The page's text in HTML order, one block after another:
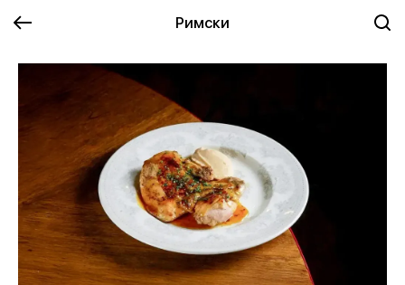
Римски